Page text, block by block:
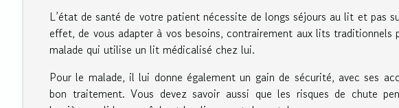
L’état de santé de votre patient nécessite de longs séjours au lit et pas
effet, de vous adapter à vos besoins, contrairement aux lits
malade qui utilise un lit médicalisé chez lui.
Pour le malade, il lui donne également un gain de sécurité, avec ses
bon traitement. Vous devez savoir aussi que les risques de chute